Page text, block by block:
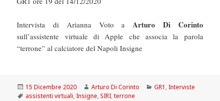
Intervista di Arianna Voto a Arturo Di Corinto
sull’assistente virtuale di Apple che associa la parola
“terrone” al calciatore del Napoli Insigne
Scritto
il
15 Dicembre 2020 Autore
Arturo Di Corinto Categorie
GR1 ,Interviste
Tag
assistenti virtuali,Insigne,SIRI,terrone